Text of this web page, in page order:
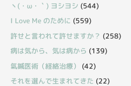
丶(・ω・｀) ヨシヨシ (544)
I Love Me のために (559)
許せと言われて許せますか？ (258)
病は気から、気は病から (139)
氣鍼医術（経絡治療）
(42)
それを選んで生まれてきた (22)